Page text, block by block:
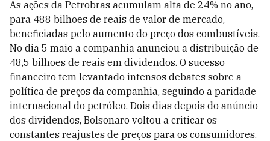
As ações da Petrobras acumulam alta de 24% no ano,
para 488 bilhões de reais de valor de mercado,
beneficiadas pelo aumento do preço dos combustíveis.
No dia 5 maio a companhia anunciou a distribuição de
48,5 bilhões de reais em dividendos. O sucesso
financeiro tem levantado intensos debates sobre a
política de preços da companhia, seguindo a paridade
internacional do petróleo. Dois dias depois do anúncio
dos dividendos, Bolsonaro voltou a criticar os
constantes reajustes de preços para os consumidores.